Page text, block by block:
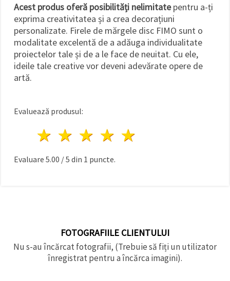
Acest produs oferă posibilități nelimitatepentru a-ți
exprima creativitatea și a crea decorațiuni
personalizate. Firele de mărgele disc FIMO sunt o
modalitate excelentă de a adăuga individualitate
proiectelor tale și de a le face de neuitat. Cu ele,
ideile tale creative vor deveni adevărate opere de
artă.
Evaluează produsul:
4 stele
3 stele
2 stele
1 stea
Evaluare 5.00 /5 din 1 puncte.
FOTOGRAFIILE CLIENTULUI
Nu s-au încărcat fotografii, (Trebuie să fiți un utilizator
înregistrat pentru a încărca imagini).